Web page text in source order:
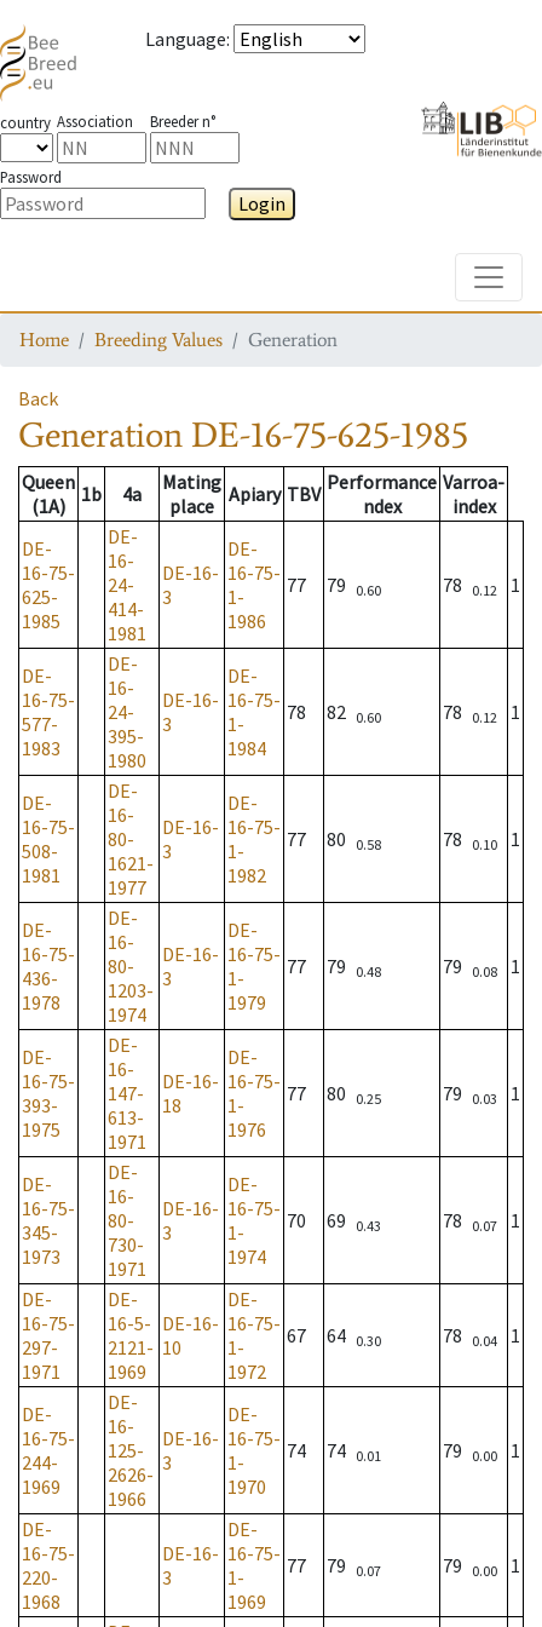
Language:
country Association Breeder n°
Password
Login
Home Breeding Values Generation
Back
Generation DE-16-75-625-1985
Queen
(1A)
1b 4a
Mating
place Apiary TBV Performance
ndex
Varroa-
index
DE-
16-75-
625-
1985
DE-
16-
24-
414-
1981
DE-16-
3
DE-
16-75-
1-
1986
77 79 0.60 78 0.12 1
DE-
16-75-
577-
1983
DE-
16-
24-
395-
1980
DE-16-
3
DE-
16-75-
1-
1984
78 82 0.60 78 0.12 1
DE-
16-75-
508-
1981
DE-
16-
80-
1621-
1977
DE-16-
3
DE-
16-75-
1-
1982
77 80 0.58 78 0.10 1
DE-
16-75-
436-
1978
DE-
16-
80-
1203-
1974
DE-16-
3
DE-
16-75-
1-
1979
77 79 0.48 79 0.08 1
DE-
16-75-
393-
1975
DE-
16-
147-
613-
1971
DE-16-
18
DE-
16-75-
1-
1976
77 80 0.25 79 0.03 1
DE-
16-75-
345-
1973
DE-
16-
80-
730-
1971
DE-16-
3
DE-
16-75-
1-
1974
70 69 0.43 78 0.07 1
DE-
16-75-
297-
1971
DE-
16-5-
2121-
1969
DE-16-
10
DE-
16-75-
1-
1972
67 64 0.30 78 0.04 1
DE-
16-75-
244-
1969
DE-
16-
125-
2626-
1966
DE-16-
3
DE-
16-75-
1-
1970
74 74 0.01 79 0.00 1
DE-
16-75-
220-
1968
DE-16-
3
DE-
16-75-
1-
1969
77 79 0.07 79 0.00 1